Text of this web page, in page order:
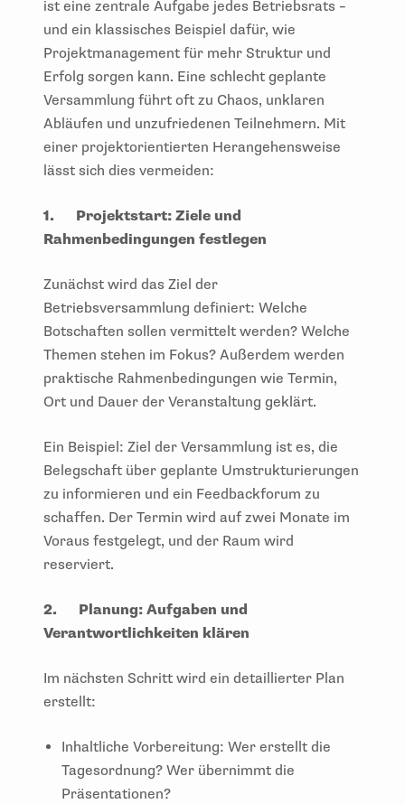
ist eine zentrale Aufgabe jedes Betriebsrats –
und ein klassisches Beispiel dafür, wie
Projektmanagement für mehr Struktur und
Erfolg sorgen kann. Eine schlecht geplante
Versammlung führt oft zu Chaos, unklaren
Abläufen und unzufriedenen Teilnehmern. Mit
einer projektorientierten Herangehensweise
lässt sich dies vermeiden:
1. Projektstart: Ziele und
Rahmenbedingungen festlegen
Zunächst wird das Ziel der
Betriebsversammlung definiert: Welche
Botschaften sollen vermittelt werden? Welche
Themen stehen im Fokus? Außerdem werden
praktische Rahmenbedingungen wie Termin,
Ort und Dauer der Veranstaltung geklärt.
Ein Beispiel: Ziel der Versammlung ist es, die
Belegschaft über geplante Umstrukturierungen
zu informieren und ein Feedbackforum zu
schaffen. Der Termin wird auf zwei Monate im
Voraus festgelegt, und der Raum wird
reserviert.
2. Planung: Aufgaben und
Verantwortlichkeiten klären
Im nächsten Schritt wird ein detaillierter Plan
erstellt:
Inhaltliche Vorbereitung: Wer erstellt die
Tagesordnung? Wer übernimmt die
Präsentationen?